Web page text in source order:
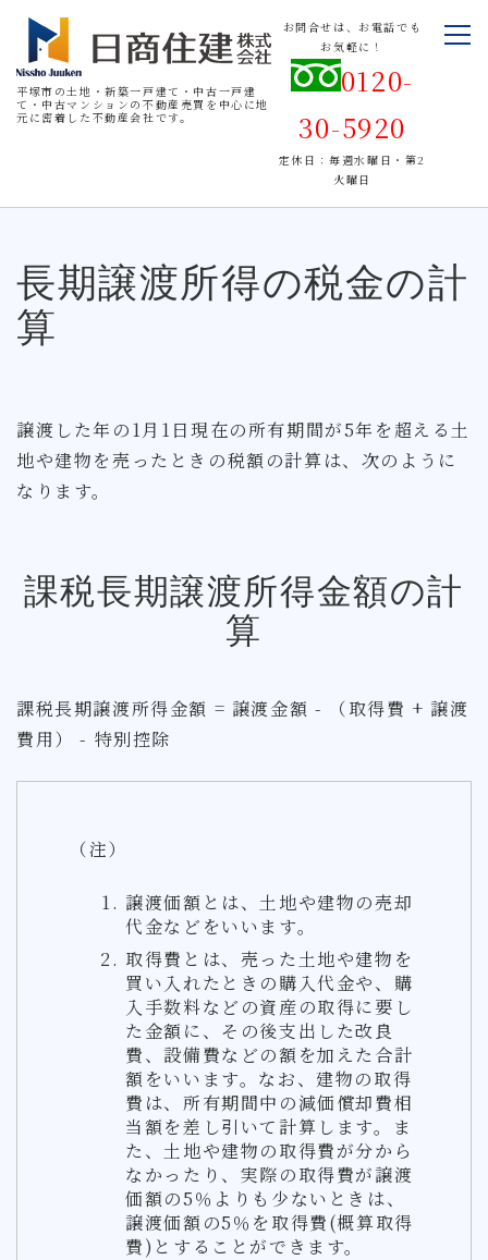
平塚市の土地・新築一戸建て・中古一戸建
て・中古マンションの不動産売買を中心に地
元に密着した不動産会社です。
お問合せは、お電話でも
お気軽に！
0120-
30-5920
定休日：毎週水曜日・第2
火曜日
長期譲渡所得の税金の計
算
譲渡した年の1月1日現在の所有期間が5年を超える土
地や建物を売ったときの税額の計算は、次のように
なります。
課税長期譲渡所得金額の計
算
課税長期譲渡所得金額 = 譲渡金額 - （取得費 + 譲渡
費用） - 特別控除
（注）
譲渡価額とは、土地や建物の売却
代金などをいいます。
取得費とは、売った土地や建物を
買い入れたときの購入代金や、購
入手数料などの資産の取得に要し
た金額に、その後支出した改良
費、設備費などの額を加えた合計
額をいいます。なお、建物の取得
費は、所有期間中の減価償却費相
当額を差し引いて計算します。ま
た、土地や建物の取得費が分から
なかったり、実際の取得費が譲渡
価額の5％よりも少ないときは、
譲渡価額の5％を取得費(概算取得
費)とすることができます。